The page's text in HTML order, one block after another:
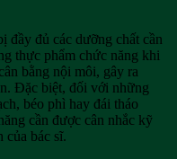
đầy đủ các dưỡng chất cần
thực phẩm chức năng khi
bằng nội môi, gây ra
Đặc biệt, đối với những
béo phì hay đái tháo
cần được cân nhắc kỹ
của bác sĩ.